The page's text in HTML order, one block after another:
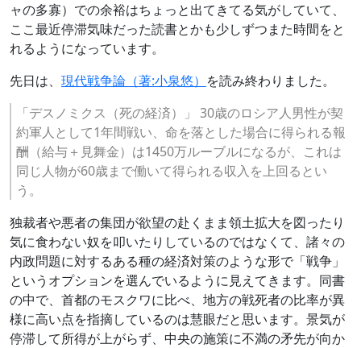
ャの多寡）での余裕はちょっと出てきてる気がしていて、
ここ最近停滞気味だった読書とかも少しずつまた時間をと
れるようになっています。
先日は、 現代戦争論（著:小泉悠） を読み終わりました。
「デスノミクス（死の経済）」 30歳のロシア人男性が契
約軍人として1年間戦い、命を落とした場合に得られる報
酬（給与＋見舞金）は1450万ルーブルになるが、これは
同じ人物が60歳まで働いて得られる収入を上回るとい
う。
独裁者や悪者の集団が欲望の赴くまま領土拡大を図ったり
気に食わない奴を叩いたりしているのではなくて、諸々の
内政問題に対するある種の経済対策のような形で「戦争」
というオプションを選んでいるように見えてきます。同書
の中で、首都のモスクワに比べ、地方の戦死者の比率が異
様に高い点を指摘しているのは慧眼だと思います。景気が
停滞して所得が上がらず、中央の施策に不満の矛先が向か